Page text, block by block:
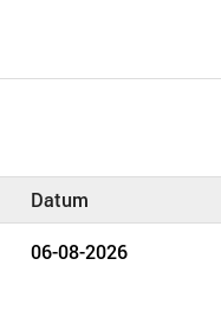
Datum
06-08-2026